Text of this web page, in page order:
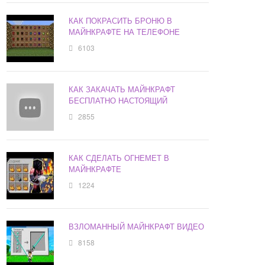
КАК ПОКРАСИТЬ БРОНЮ В
МАЙНКРАФТЕ НА ТЕЛЕФОНЕ
6103
КАК ЗАКАЧАТЬ МАЙНКРАФТ
БЕСПЛАТНО НАСТОЯЩИЙ
2855
КАК СДЕЛАТЬ ОГНЕМЕТ В
МАЙНКРАФТЕ
1224
ВЗЛОМАННЫЙ МАЙНКРАФТ ВИДЕО
8158